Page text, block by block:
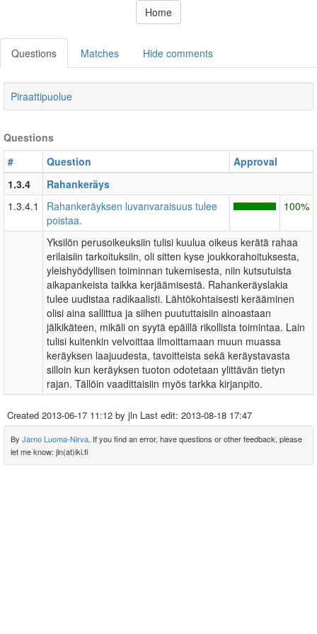
Home
Questions Matches Hide comments
Piraattipuolue
Questions
#
Question
Approval
1.3.4
Rahankeräys
1.3.4.1
Rahankeräyksen luvanvaraisuus tulee
poistaa.
100%
Yksilön perusoikeuksiin tulisi kuulua oikeus kerätä rahaa
erilaisiin tarkoituksiin, oli sitten kyse joukkorahoituksesta,
yleishyödyllisen toiminnan tukemisesta, niin kutsutuista
aikapankeista taikka kerjäämisestä. Rahankeräyslakia
tulee uudistaa radikaalisti. Lähtökohtaisesti kerääminen
olisi aina sallittua ja siihen puututtaisiin ainoastaan
jälkikäteen, mikäli on syytä epäillä rikollista toimintaa. Lain
tulisi kuitenkin velvoittaa ilmoittamaan muun muassa
keräyksen laajuudesta, tavoitteista sekä keräystavasta
silloin kun keräyksen tuoton odotetaan ylittävän tietyn
rajan. Tällöin vaadittaisiin myös tarkka kirjanpito.
Created 2013-06-17 11:12 by jln Last edit: 2013-08-18 17:47
By Jarno Luoma-Nirva. If you find an error, have questions or other feedback, please
let me know: jln(at)iki.fi